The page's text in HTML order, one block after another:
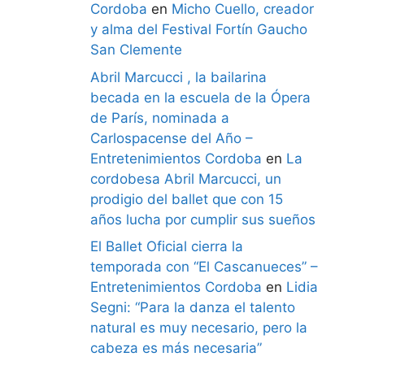
Cordoba en Micho Cuello, creador
y alma del Festival Fortín Gaucho
San Clemente
Abril Marcucci , la bailarina
becada en la escuela de la Ópera
de París, nominada a
Carlospacense del Año –
Entretenimientos Cordoba en La
cordobesa Abril Marcucci, un
prodigio del ballet que con 15
años lucha por cumplir sus sueños
El Ballet Oficial cierra la
temporada con “El Cascanueces” –
Entretenimientos Cordoba en Lidia
Segni: “Para la danza el talento
natural es muy necesario, pero la
cabeza es más necesaria”